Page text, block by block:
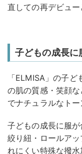
直しての再デビュー
子どもの成長に
「ELMISA」の子
の肌の質感・笑顔
でナチュラルなトー
子どもの成長に服
絞り紐・ロールア
れにくい特殊な撥